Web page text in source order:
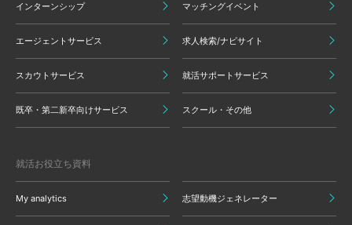
インターンシップ マッチングイベント
エージェントサービス 求人検索/ナビサイト
スカウトサービス 就活サポートサービス
既卒・第二新卒向けサービス スクール・その他
就活お役立ち資料
My analytics 志望動機ジェネレーター